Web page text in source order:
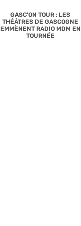
GASC’ON TOUR : LES
THÉÂTRES DE GASCOGNE
EMMÈNENT RADIO MDM EN
TOURNÉE